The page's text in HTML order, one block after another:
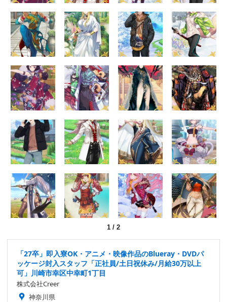
1 / 2
「27卒」即入寮OK・アニメ・映像作品のBlueray・DVDパ
ッケージ封入スタッフ「正社員/土日祝休み/月給30万以上
可」川崎市幸区中幸町1丁目
株式会社Creer
神奈川県